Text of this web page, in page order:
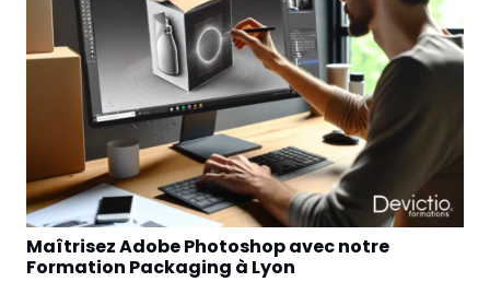
Maîtrisez Adobe Photoshop avec notre
Formation Packaging à Lyon